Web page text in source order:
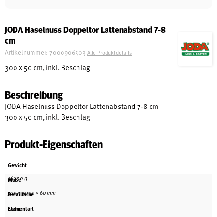
Infos
Kataloge
Über uns
JODA Haselnuss Doppeltor Lattenabstand 7-8
cm
Artikelnummer: 7000906503 Alle Produktdetails
300 x 50 cm, inkl. Beschlag
Beschreibung
JODA Haselnuss Doppeltor Lattenabstand 7-8 cm
300 x 50 cm, inkl. Beschlag
Produkt-Eigenschaften
Gewicht
16000 g
Maße
500 × 3000 × 60 mm
Detailfarbe
Natur
Elementart